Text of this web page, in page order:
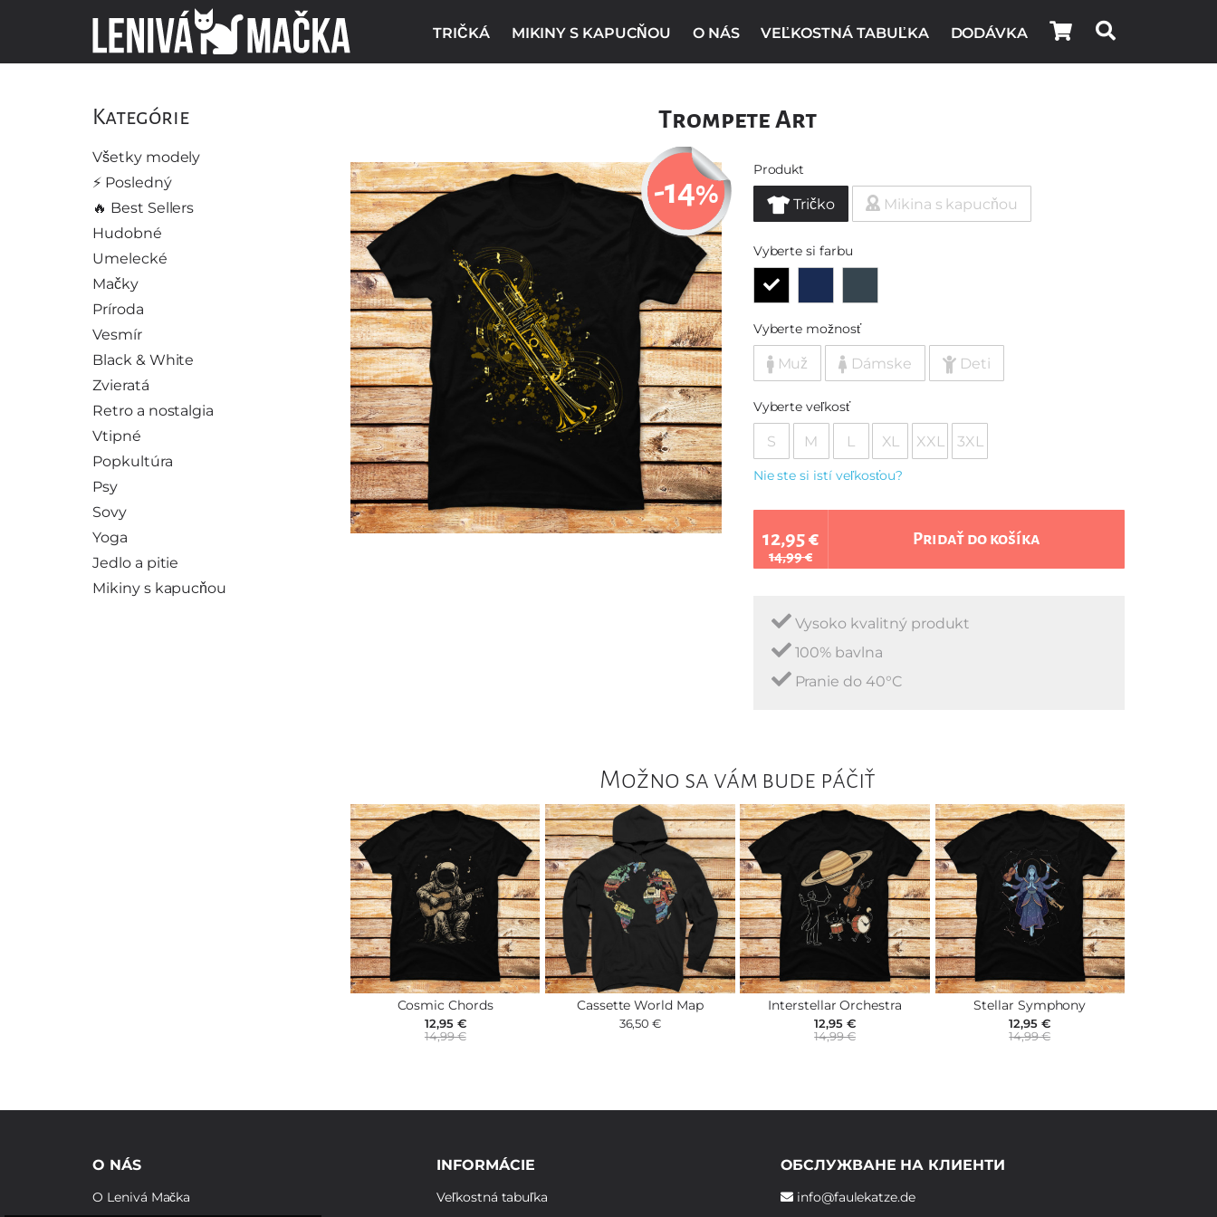
TRIČKÁ MIKINY S KAPUCŇOU O NÁS VEĽKOSTNÁ TABUĽKA DODÁVKA
Kategórie
Všetky modely
⚡️ Posledný
🔥 Best Sellers
Hudobné
Umelecké
Mačky
Príroda
Vesmír
Black & White
Zvieratá
Retro a nostalgia
Vtipné
Popkultúra
Psy
Sovy
Yoga
Jedlo a pitie
Mikiny s kapucňou
Trompete Art
-14%
Produkt
Tričko Mikina s kapucňou
Vyberte si farbu
Vyberte možnosť
Muž Dámske Deti
Vyberte veľkosť
S M L XL XXL 3XL
Nie ste si istí veľkosťou?
12,95 €
14,99 €
Pridať do košíka
Vysoko kvalitný produkt
100% bavlna
Pranie do 40°C
Možno sa vám bude páčiť
Cosmic Chords
12,95 €
14,99 €
Cassette World Map
36,50 €
Interstellar Orchestra
12,95 €
14,99 €
Stellar Symphony
12,95 €
14,99 €
O NÁS
O Lenivá Mačka
INFORMÁCIE
Veľkostná tabuľka
ОБСЛУЖВАНЕ НА КЛИЕНТИ
info@faulekatze.de